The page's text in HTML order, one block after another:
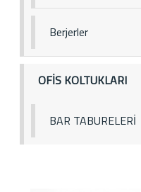
Berjerler
OFİS KOLTUKLARI
BAR TABURELERİ